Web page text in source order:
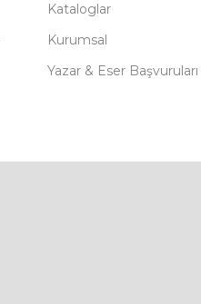
Kataloglar
Kurumsal
Yazar & Eser Başvuruları